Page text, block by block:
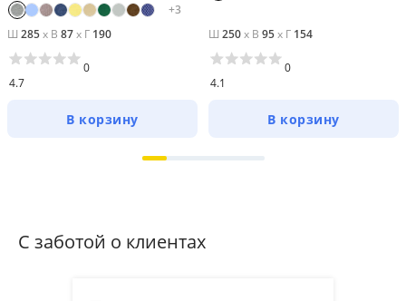
+3
Ш 285x В 87x Г 190
4.7
0
В корзину
Ш 250x В 95x Г 154
4.1
0
В корзину
С заботой о клиентах